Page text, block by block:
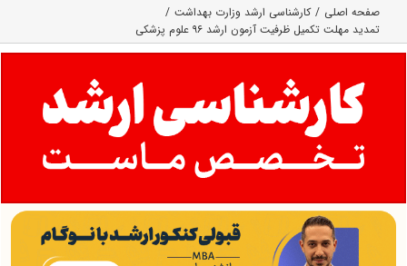
صفحه اصلی
کارشناسی ارشد وزارت بهداشت
تمدید مهلت تکمیل ظرفیت آزمون ارشد ۹۶ علوم پزشکی